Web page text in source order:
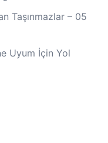
Taşınmazlar – 05
Uyum İçin Yol